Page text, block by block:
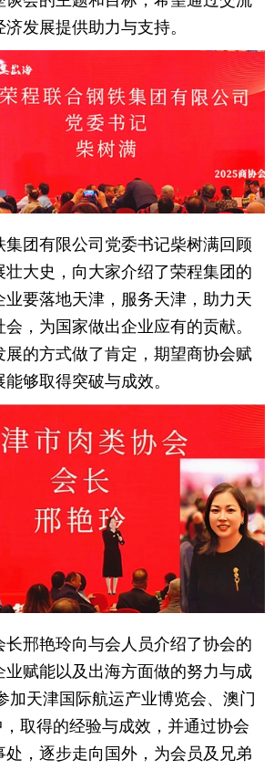
发展提供助力与支持。
集团有限公司党委书记柴树满回顾
壮大史，向大家介绍了荣程集团的
业要落地天津，服务天津，助力天
，为国家做出企业应有的贡献。
展的方式做了肯定，期望商协会赋
够取得突破与成效。
长邢艳玲向与会人员介绍了协会的
业赋能以及出海方面做的努力与成
加天津国际航运产业博览会、澳门
取得的经验与成效，并通过协会
处，逐步走向国外，为会员及兄弟